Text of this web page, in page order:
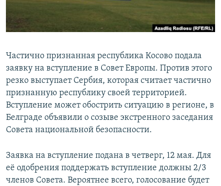
Հայերեն
English
Русский
Все сайты Радио Азатутюн
Частично признанная республика Косово подала
заявку на вступление в Совет Европы. Против этого
резко выступает Сербия, которая считает частично
признанную республику своей территорией.
Вступление может обострить ситуацию в регионе, в
Белграде объявили о созыве экстренного заседания
Совета национальной безопасности.
Заявка на вступление подана в четверг, 12 мая. Для
её одобрения поддержать вступление должны 2/3
членов Совета. Вероятнее всего, голосование будет